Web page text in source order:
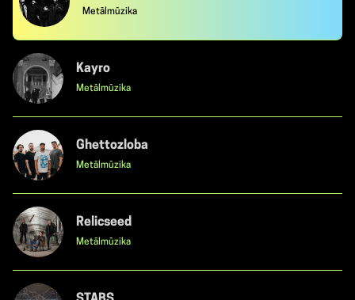
Metālmūzika
Kayro
Metālmūzika
Ghettozloba
Metālmūzika
Relicseed
Metālmūzika